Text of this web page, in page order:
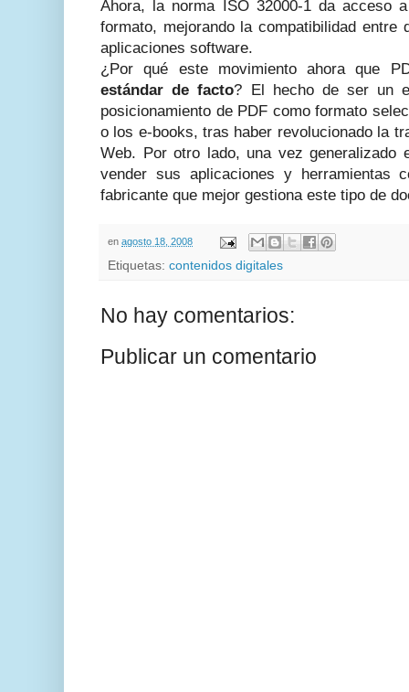
Ahora, la norma ISO 32000-1 da acceso
formato, mejorando la compatibilidad
aplicaciones software.
¿Por qué este movimiento ahora que
estándar de facto? El hecho de ser un
posicionamiento de PDF como formato
o los e-books, tras haber revolucionado la
Web. Por otro lado, una vez generalizado
vender sus aplicaciones y herramientas
fabricante que mejor gestiona este tipo de
en agosto 18, 2008
Etiquetas: contenidos digitales
No hay comentarios:
Publicar un comentario